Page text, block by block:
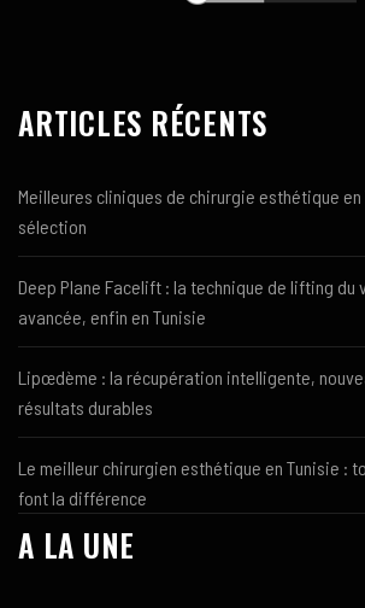
ARTICLES RÉCENTS
Meilleures cliniques de chirurgie esthétique
sélection
Deep Plane Facelift : la technique de lifting du
avancée, enfin en Tunisie
Lipœdème : la récupération intelligente,
résultats durables
Le meilleur chirurgien esthétique en Tunisie :
font la différence
A LA UNE